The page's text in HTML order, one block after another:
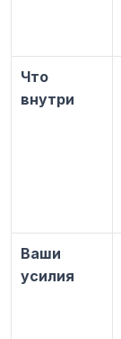
Что
внутри
Ваши
усилия